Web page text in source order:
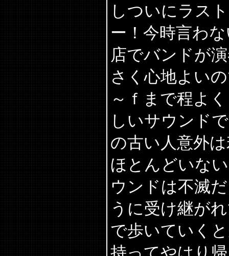
しついにラス
ー！今時言わ
店でバンドが
さく心地よい
～ｆまで程よ
しいサウンド
の古い人意外
ほとんどいな
ウンドは不滅
うに受け継が
で歩いていく